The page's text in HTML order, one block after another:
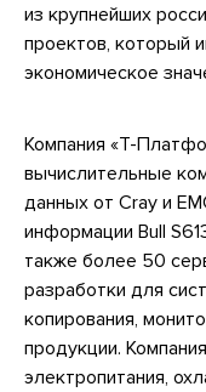
из крупнейших
проектов, который
экономическое
Компания «Т-
вычислительные
данных от Cray и
информации Bull
также более 50
разработки для
копирования,
продукции.
электропитания,